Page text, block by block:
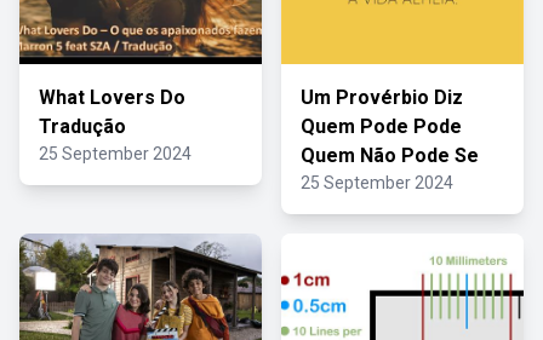
What Lovers Do
Tradução
25 September 2024
Um Provérbio Diz
Quem Pode Pode
Quem Não Pode Se
25 September 2024